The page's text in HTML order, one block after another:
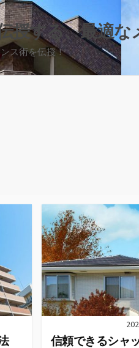
授する、最適
ス術を伝授！
信頼できるシャ